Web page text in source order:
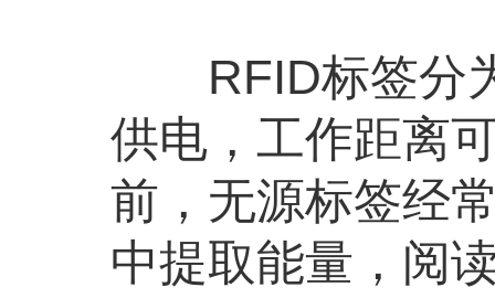
RFID标签分为
供电，工作距离
前，无源标签经
中提取能量，阅